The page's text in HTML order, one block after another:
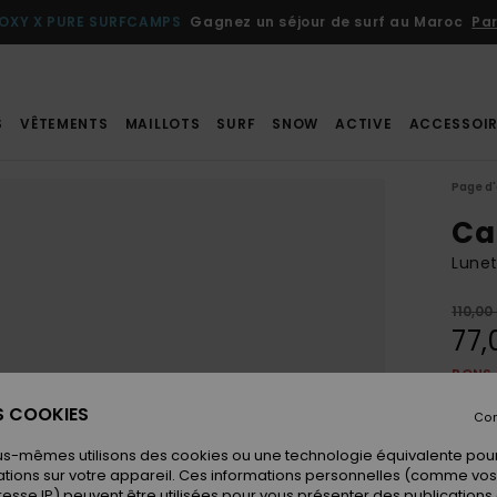
X PURE SURFCAMPS Gagnez un séjour de surf au Maroc
VÊTEMENTS MAILLOTS SURF SNOW ACTIVE
Page
BONS
COOKIES
mêmes utilisons des cookies ou une technologie équivalente
sur votre appareil. Ces informations personnelles (comme